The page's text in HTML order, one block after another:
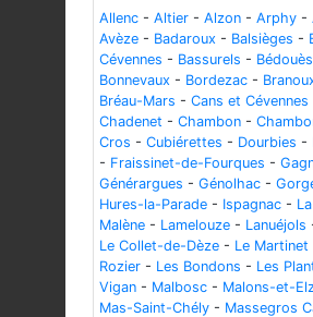
Allenc - Altier - Alzon - Arphy -
Avèze - Badaroux - Balsièges -
Cévennes - Bassurels -
Bonnevaux - Bordezac -
Bréau-Mars - Cans et Cévennes
Chadenet - Chambon -
Cros - Cubiérettes - Dourbies -
- Fraissinet-de-Fourques -
Générargues - Génolhac -
Hures-la-Parade - Ispagnac -
Malène - Lamelouze - Lanuéjols
Le Collet-de-Dèze - Le Martinet
Rozier - Les Bondons - Les
Vigan - Malbosc - Malons-et-
Mas-Saint-Chély - Massegros